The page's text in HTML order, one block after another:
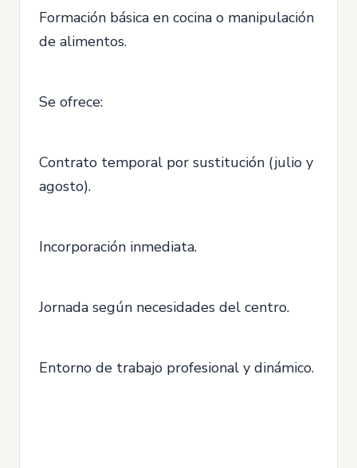
Formación básica en cocina o manipulación
de alimentos.
Se ofrece:
Contrato temporal por sustitución (julio y
agosto).
Incorporación inmediata.
Jornada según necesidades del centro.
Entorno de trabajo profesional y dinámico.